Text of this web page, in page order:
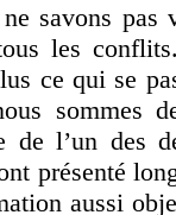
savons pas
les
ce qui se
sommes
de l’un des
présenté
aussi